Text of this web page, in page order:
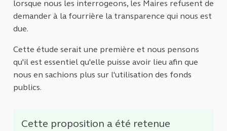
lorsque nous les interrogeons, les Maires refusent de
demander à la fourrière la transparence qui nous est
due.
Cette étude serait une première et nous pensons
qu'il est essentiel qu'elle puisse avoir lieu afin que
nous en sachions plus sur l'utilisation des fonds
publics.
Cette proposition a été retenue